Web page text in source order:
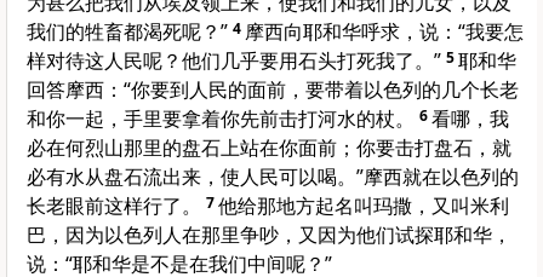
我们的牲畜都渴死呢？” 4 摩西向耶和华呼求，说：“我要怎
样对待这人民呢？他们几乎要用石头打死我了。” 5耶和华
回答摩西：“你要到人民的面前，要带着以色列的几个长老
和你一起，手里要拿着你先前击打河水的杖。
6看哪，我
必在何烈山那里的盘石上站在你面前；你要击打盘石，就
必有水从盘石流出来，使人民可以喝。”摩西就在以色列的
长老眼前这样行了。
7他给那地方起名叫玛撒，又叫米利
巴，因为以色列人在那里争吵，又因为他们试探耶和华，
说：“耶和华是不是在我们中间呢？”